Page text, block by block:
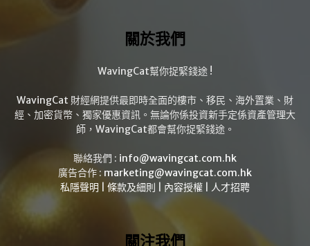
關於我們
WavingCat幫你捉緊錢途 !
WavingCat 財經網提供最即時全面的樓市、移民、海外置業、財
經、加密貨幣、獨家優惠資訊。無論你係投資新手定係資產管理大
師，WavingCat都會幫你捉緊錢途。
聯絡我們 : info@wavingcat.com.hk
廣告合作 : marketing@wavingcat.com.hk
私隱聲明
條款及細則 內容授權 人才招聘
關注我們